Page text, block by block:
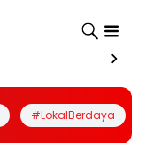
#LokalBerdaya